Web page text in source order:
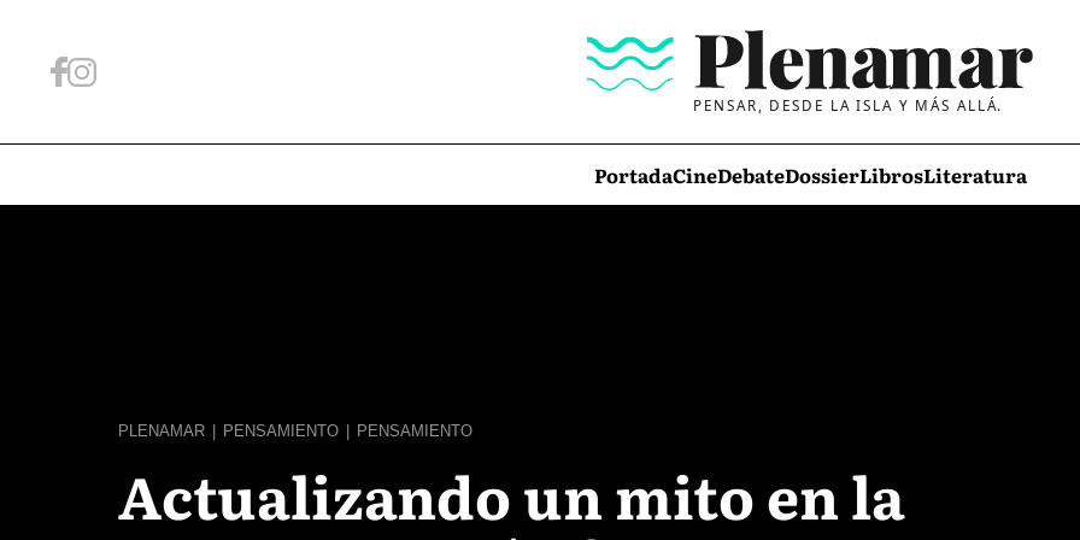
PENSAR, DESDE LA ISLA Y MÁS ALLÁ.
PortadaCineDebateDossierLibrosLiteratura
PLENAMAR PENSAMIENTO PENSAMIENTO
Actualizando un mito en la